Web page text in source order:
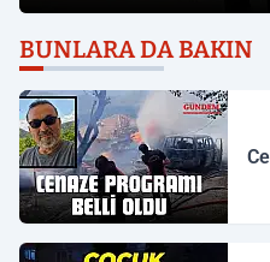
BUNLARA DA BAKIN